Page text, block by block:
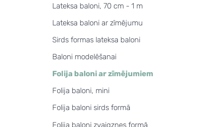
Lateksa baloni, 70 cm - 1 m
Lateksa baloni ar zīmējumu
Sirds formas lateksa baloni
Baloni modelēšanai
Folija baloni ar zīmējumiem
Folija baloni, mini
Folija baloni sirds formā
Folija baloni zvaigznes formā